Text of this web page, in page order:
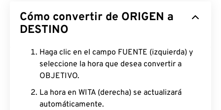
Cómo convertir de ORIGEN a
DESTINO
Haga clic en el campo FUENTE (izquierda) y
seleccione la hora que desea convertir a
OBJETIVO.
La hora en WITA (derecha) se actualizará
automáticamente.